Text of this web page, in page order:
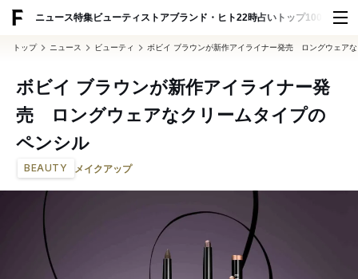
ニュース特集ビューティ ストアブランド・ヒト22時占い トップ100 スナッ
トップ ニュース ビューティ ボビイ ブラウンが新作アイライナー発売 ロングウェア
ボビイ ブラウンが新作アイライナー発
売 ロングウェアなクリームタイプの
ペンシル
BEAUTY メイクアップ